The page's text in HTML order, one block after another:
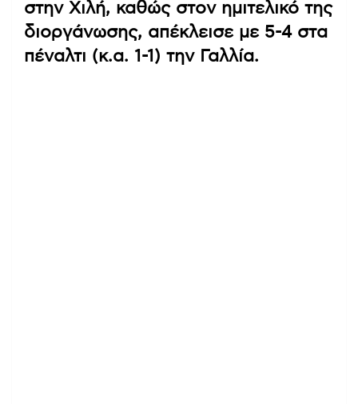
στην Χιλή, καθώς στον ημιτελικό της
διοργάνωσης, απέκλεισε με 5-4 στα
πέναλτι (κ.α. 1-1) την Γαλλία.